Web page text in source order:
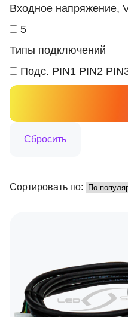
Входное напряжение,
5
Типы подключений
Подс. PIN1 PIN2
Сортировать по: